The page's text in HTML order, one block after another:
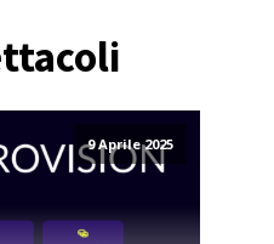
9 Aprile 2025